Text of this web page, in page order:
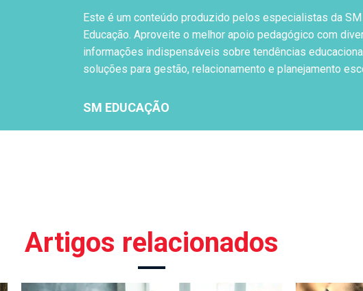
Este é um conteúdo produzido pelos especialistas da SM
Educação. Aproveite o melhor apoio pedagógico com
informações indispensáveis sobre tendências
soluções para gestão, relacionamento e planejamento
SM EDUCAÇÃO
Artigos relacionados